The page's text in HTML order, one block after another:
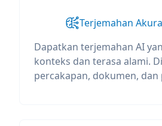
Terjemahan
Dapatkan terjemahan AI
konteks dan terasa alami.
percakapan, dokumen,